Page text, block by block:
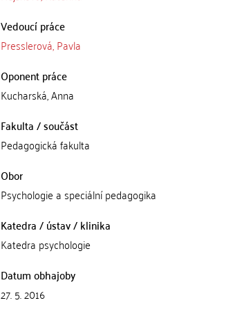
Vedoucí práce
Presslerová, Pavla
Oponent práce
Kucharská, Anna
Fakulta / součást
Pedagogická fakulta
Obor
Psychologie a speciální pedagogika
Katedra / ústav / klinika
Katedra psychologie
Datum obhajoby
27. 5. 2016